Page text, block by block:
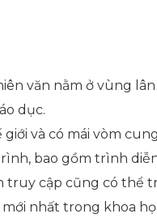
văn nằm ở vùng lân
dục.
và có mái vòm
bao gồm trình
truy cập cũng có thể
nhất trong khoa